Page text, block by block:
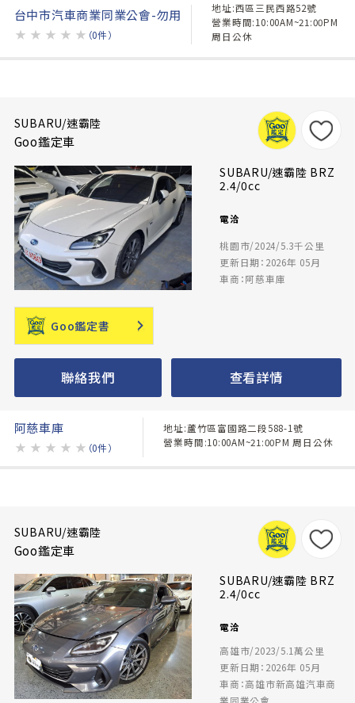
台中市汽車商業同業公會-勿用
★ ★ ★ ★ ★ （0件）
地址:西區三民西路52號
營業時間:10:00AM~21:00PM
周日公休
SUBARU/速霸陸
Goo鑑定車
SUBARU/速霸陸 BRZ
2.4/0cc
電洽
桃園市/2024/5.3千公里
更新日期：2026年 05月
車商：阿慈車庫
Goo鑑定書
聯絡我們 查看詳情
阿慈車庫
★ ★ ★ ★ ★ （0件）
地址:蘆竹區富國路二段588-1號
營業時間:10:00AM~21:00PM 周日公休
SUBARU/速霸陸
Goo鑑定車
SUBARU/速霸陸 BRZ
2.4/0cc
電洽
高雄市/2023/5.1萬公里
更新日期：2026年 05月
車商：高雄市新高雄汽車商
業同業公會